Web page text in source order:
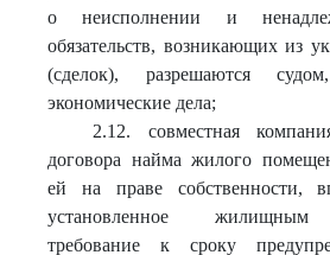
о неисполнении и
обязательств, возникающих из
(сделок), разрешаются
экономические дела;
2.12. совместная
договора найма жилого
ей на праве собственности,
установленное жилищным
требование к сроку